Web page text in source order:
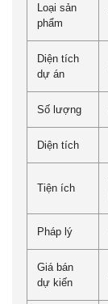
Loại sản
phẩm
Diện tích
dự án
Số lượng
Diện tích
Tiện ích
Pháp lý
Giá bán
dự kiến